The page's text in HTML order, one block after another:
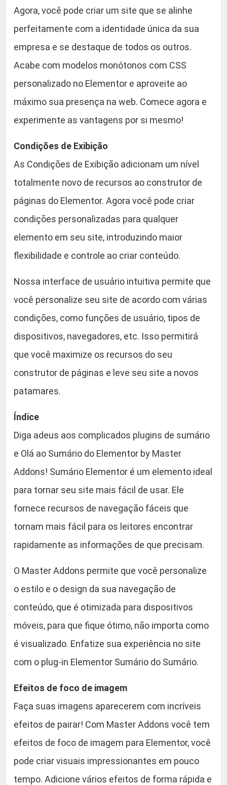
Agora, você pode criar um site que se alinhe
perfeitamente com a identidade única da sua
empresa e se destaque de todos os outros.
Acabe com modelos monótonos com CSS
personalizado no Elementor e aproveite ao
máximo sua presença na web. Comece agora e
experimente as vantagens por si mesmo!
Condições de Exibição
As Condições de Exibição adicionam um nível
totalmente novo de recursos ao construtor de
páginas do Elementor. Agora você pode criar
condições personalizadas para qualquer
elemento em seu site, introduzindo maior
flexibilidade e controle ao criar conteúdo.
Nossa interface de usuário intuitiva permite que
você personalize seu site de acordo com várias
condições, como funções de usuário, tipos de
dispositivos, navegadores, etc. Isso permitirá
que você maximize os recursos do seu
construtor de páginas e leve seu site a novos
patamares.
Índice
Diga adeus aos complicados plugins de sumário
e Olá ao Sumário do Elementor by Master
Addons! Sumário Elementor é um elemento ideal
para tornar seu site mais fácil de usar. Ele
fornece recursos de navegação fáceis que
tornam mais fácil para os leitores encontrar
rapidamente as informações de que precisam.
O Master Addons permite que você personalize
o estilo e o design da sua navegação de
conteúdo, que é otimizada para dispositivos
móveis, para que fique ótimo, não importa como
é visualizado. Enfatize sua experiência no site
com o plug-in Elementor Sumário do Sumário.
Efeitos de foco de imagem
Faça suas imagens aparecerem com incríveis
efeitos de pairar! Com Master Addons você tem
efeitos de foco de imagem para Elementor, você
pode criar visuais impressionantes em pouco
tempo. Adicione vários efeitos de forma rápida e